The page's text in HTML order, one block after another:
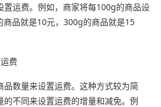
置运费。例如，商家将每100g的商品设
品就是10元，300g的商品就是15
费
数量来设置运费。这种方式较为简
不同来设置运费的增量和减免。例